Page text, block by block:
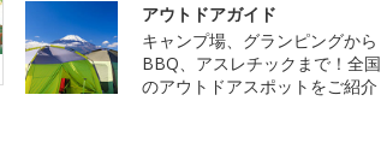
アウトドアガイド
キャンプ場、グランピングから
BBQ、アスレチックまで！全国
のアウトドアスポットをご紹介